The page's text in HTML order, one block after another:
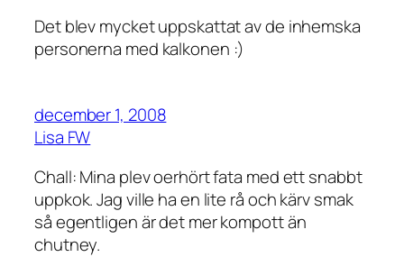
Det blev mycket uppskattat av de inhemska
personerna med kalkonen :)
december 1, 2008
Lisa FW
Chall: Mina plev oerhört fata med ett snabbt
uppkok. Jag ville ha en lite rå och kärv smak
så egentligen är det mer kompott än
chutney.